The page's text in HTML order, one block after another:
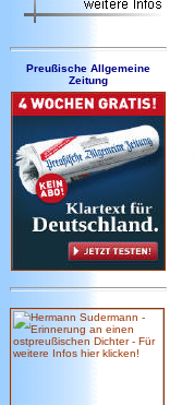
Preußische Allgemeine
Zeitung